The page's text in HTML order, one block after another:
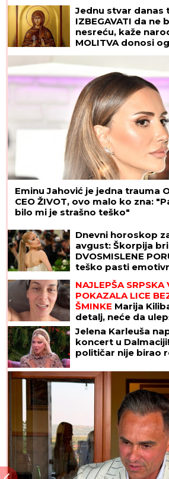
Jednu stvar danas
IZBEGAVATI da ne
nesreću, kaže
MOLITVA donosi
blagoslov: Slavi se
TRNOVA
Eminu Jahović je jedna trauma
CEO ŽIVOT, ovo malo ko zna:
bilo mi je strašno teško"
Dnevni horoskop
avgust: Škorpija
DVOSMISLENE
teško pasti
NAJLEPŠA SRPSKA
POKAZALA LICE
ŠMINKE Marija
detalj, neće da
"Tretman mi je
(FOTO)
Jelena Karleuša
koncert u
političar nije birao